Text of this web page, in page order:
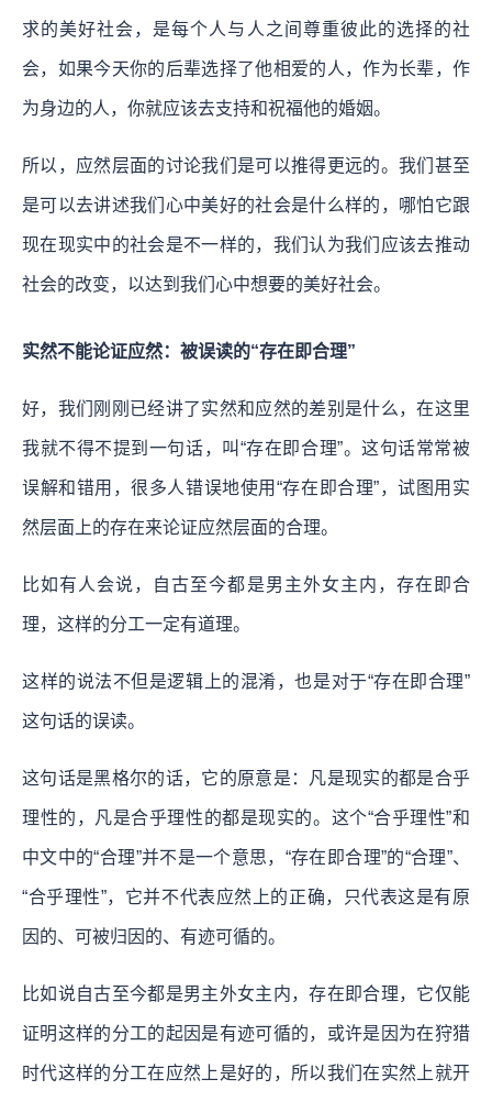
求的美好社会，是每个人与人之间尊重彼此的选择的社
会，如果今天你的后辈选择了他相爱的人，作为长辈，作
为身边的人，你就应该去支持和祝福他的婚姻。
所以，应然层面的讨论我们是可以推得更远的。我们甚至
是可以去讲述我们心中美好的社会是什么样的，哪怕它跟
现在现实中的社会是不一样的，我们认为我们应该去推动
社会的改变，以达到我们心中想要的美好社会。
实然不能论证应然：被误读的“存在即合理”
好，我们刚刚已经讲了实然和应然的差别是什么，在这里
我就不得不提到一句话，叫“存在即合理”。这句话常常被
误解和错用，很多人错误地使用“存在即合理”，试图用实
然层面上的存在来论证应然层面的合理。
比如有人会说，自古至今都是男主外女主内，存在即合
理，这样的分工一定有道理。
这样的说法不但是逻辑上的混淆，也是对于“存在即合理”
这句话的误读。
这句话是黑格尔的话，它的原意是： 凡是现实的都是合乎
理性的，凡是合乎理性的都是现实的。这个“合乎理性”和
中文中的“合理”并不是一个意思，“存在即合理”的“合理”、
“合乎理性”，它并不代表应然上的正确，只代表这是有原
因的、可被归因的、有迹可循的。
比如说自古至今都是男主外女主内，存在即合理，它仅能
证明这样的分工的起因是有迹可循的，或许是因为在狩猎
时代这样的分工在应然上是好的，所以我们在实然上就开